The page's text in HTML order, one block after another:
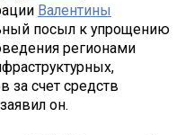
Валентины
посыл к упрощению
регионами
за счет средств
он.